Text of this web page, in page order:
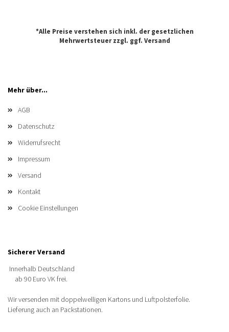
*Alle Preise verstehen sich inkl. der gesetzlichen
Mehrwertsteuer zzgl. ggf. Versand
Mehr über...
AGB
Datenschutz
Widerrufsrecht
Impressum
Versand
Kontakt
Cookie Einstellungen
Sicherer Versand
Innerhalb Deutschland
ab 90 Euro VK frei.
Wir versenden mit doppelwelligen Kartons und Luftpolsterfolie.
Lieferung auch an Packstationen.